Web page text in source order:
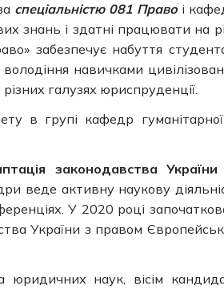
спеціальністю 081 Право і
знань і здатні працювати на
забезпечує набуття
навичками
галузях юриспруденції.
в групі кафедр
законодавства
веде активну наукову
У 2020 році
України з правом
наук, вісім